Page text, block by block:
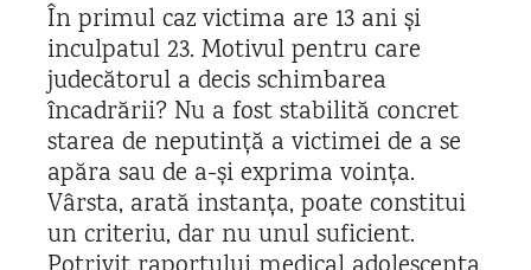
În primul caz victima are 13 ani și
inculpatul 23. Motivul pentru care
judecătorul a decis schimbarea
încadrării? Nu a fost stabilită concret
starea de neputință a victimei de a se
apăra sau de a-și exprima voința.
Vârsta, arată instanța, poate constitui
un criteriu, dar nu unul suficient.